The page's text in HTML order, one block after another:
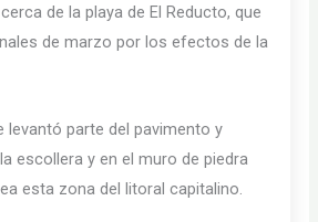
de la playa de El Reducto, que
de marzo por los efectos de la
levantó parte del pavimento y
escollera y en el muro de piedra
esta zona del litoral capitalino.